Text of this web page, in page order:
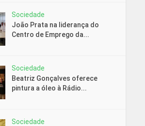
Sociedade
João Prata na liderança do
Centro de Emprego da...
Sociedade
Beatriz Gonçalves oferece
pintura a óleo à Rádio...
Sociedade